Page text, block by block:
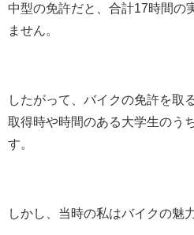
中型の免許だと、合計17時間の
ません。
したがって、バイクの免許を取
取得時や時間のある大学生のう
す。
しかし、当時の私はバイクの魅